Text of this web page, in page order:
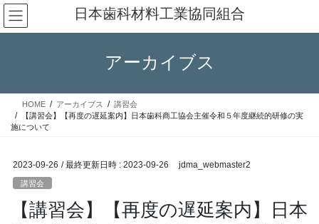
コ
ン
テ
ス
ナ
ビ
ゲ
ン
日本歯科材料工業協同組合
アーカイブス
HOME アーカイブス
講習会
【講習会】【再度の遅延案内】日本歯科商工協会主催令和５年度継続的研修の実
施について
2023-09-26 / 最終更新日時 : 2023-09-26 jdma_webmaster2
講習会
【講習会】【再度の遅延案内】日本